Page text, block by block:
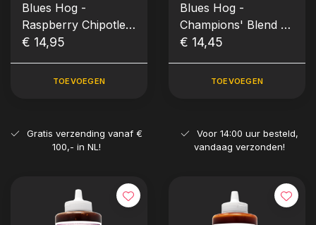
Blues Hog -
Raspberry Chipotle
"1 Pint" (562ml-
€ 14,95
TOEVOEGEN
Blues Hog -
Champions' Blend -
Squeeze Bottle
€ 14,45
TOEVOEGEN
Gratis verzending vanaf €
100,- in NL!
Voor 14:00 uur besteld,
vandaag verzonden!